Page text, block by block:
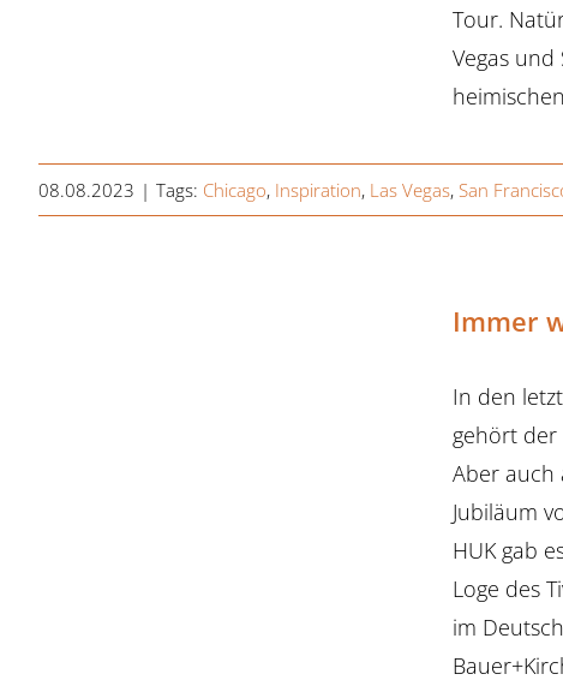
Tour.
Vegas
08.08.2023 | Tags: Chicago, Inspiration, Las Vegas, San
Immer
In den
gehört der
Aber auch
Jubiläum
HUK gab
Loge des
im